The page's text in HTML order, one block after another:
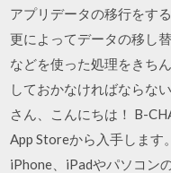
アプリデータの移行をす
更によってデータの移し
などを使った処理をきち
しておかなければならな
さん、こんにちは！ B-
App Storeから入手します
iPhone、iPadやパソコン